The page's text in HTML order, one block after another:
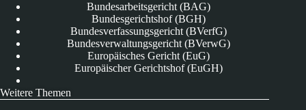
Bundesarbeitsgericht (BAG)
Bundesgerichtshof (BGH)
Bundesverfassungsgericht (BVerfG)
Bundesverwaltungsgericht (BVerwG)
Europäisches Gericht (EuG)
Europäischer Gerichtshof (EuGH)
Weitere Themen